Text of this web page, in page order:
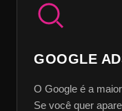
GOOGLE
O Google é a
Se você quer